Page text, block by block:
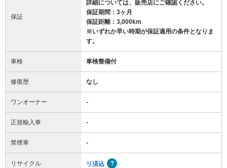
保証
詳細については、販売店にご確認ください。
保証期間：3ヶ月
保証距離：3,000km
※いずれか早い時期が保証適用の条件となりま
す。
車検 車検整備付
修復歴 なし
ワンオーナー -
正規輸入車 -
禁煙車 -
リサイクル リ済込